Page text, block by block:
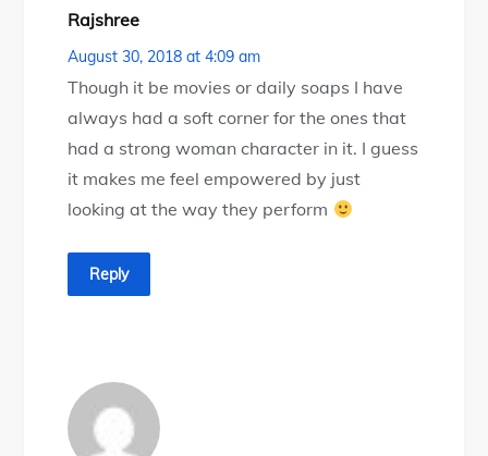
Rajshree
August 30, 2018 at 4:09 am
Though it be movies or daily soaps I have
always had a soft corner for the ones that
had a strong woman character in it. I guess
it makes me feel empowered by just
looking at the way they perform
Reply